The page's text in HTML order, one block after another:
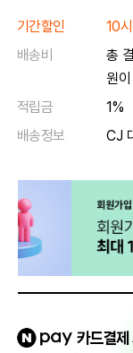
기간할인
10
배송비
총
원
적립금
1%
배송정보
CJ